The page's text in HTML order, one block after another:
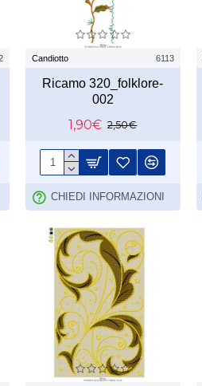
Candiotto 6113
Ricamo 320_folklore-
002
1,90€ 2,50€
CHIEDI INFORMAZIONI